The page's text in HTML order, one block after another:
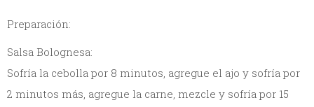
Preparación:
Salsa Bolognesa:
Sofría la cebolla por 8 minutos, agregue el ajo y sofría por
2 minutos más, agregue la carne, mezcle y sofría por 15